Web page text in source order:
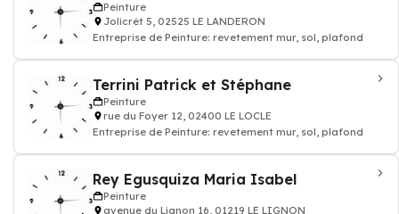
Peinture
Jolicrêt 5, 02525 LE LANDERON
Entreprise de Peinture: revetement mur, sol, plafond
Terrini Patrick et Stéphane
Peinture
rue du Foyer 12, 02400 LE LOCLE
Entreprise de Peinture: revetement mur, sol, plafond
Rey Egusquiza Maria Isabel
Peinture
avenue du Lignon 16, 01219 LE LIGNON